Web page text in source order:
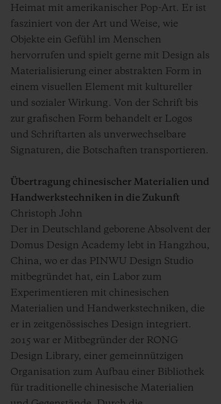
Heimat mit amerikanischer Pop-Art. Er ist
fasziniert von der Art und Weise, wie
Objekte ein Gefühl im Menschen
hervorrufen und spielt gerne mit Design als
Materialisierung einer abstrakten Form in
einem visuellen Element mit kultureller
und sozialer Wirkung. Von der Schrift bis
zur grafischen Form behandelt er Logos
und Schriftarten als unverwechselbare
Signaturen, die Botschaften transportieren.
Übertragung chinesischer Materialien und
Handwerkstechniken in die Zukunft
Christoph John
Der in Deutschland geborene Absolvent der
Domus Design Academy lebt in Hangzhou,
China, wo er das PINWU Design Studio
mitbegründet hat, ein Labor zum
Experimentieren mit chinesischen
Materialien und Handwerkstechniken, die
er in zeitgenössisches Design integriert.
2015 war er Mitbegründer der RONG
Design Library, einer gemeinnützigen
Organisation zum Aufbau einer Bibliothek
für traditionelle chinesische Materialien